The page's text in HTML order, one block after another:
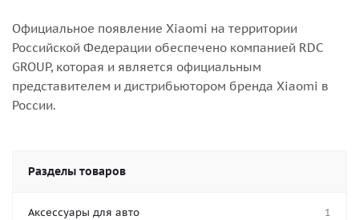
Официальное появление Xiaomi на территории
Российской Федерации обеспечено компанией RDC
GROUP, которая и является официальным
представителем и дистрибьютором бренда Xiaomi в
России.
Разделы товаров
Аксессуары для авто
1